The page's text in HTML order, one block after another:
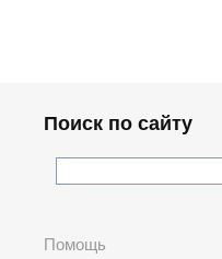
Поиск по сайту
Помощь